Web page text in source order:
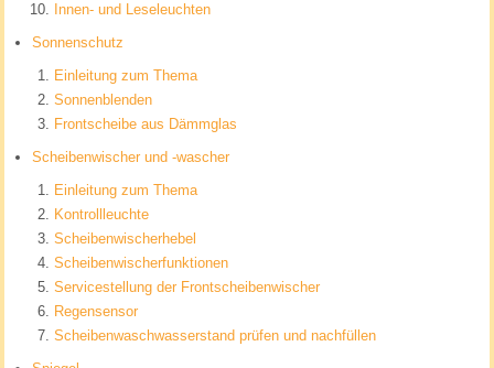
Innen- und Leseleuchten
Sonnenschutz
Einleitung zum Thema
Sonnenblenden
Frontscheibe aus Dämmglas
Scheibenwischer und -wascher
Einleitung zum Thema
Kontrollleuchte
Scheibenwischerhebel
Scheibenwischerfunktionen
Servicestellung der Frontscheibenwischer
Regensensor
Scheibenwaschwasserstand prüfen und nachfüllen